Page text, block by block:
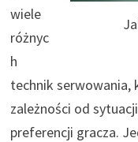
wiele
różnyc
h
technik serwowania,
zależności od
preferencji gracza.